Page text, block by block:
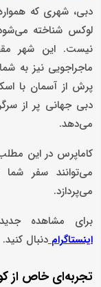
دبی، شهری که
لوکس شناخته
نیست. این شهر
ماجراجویی نیز به
پرش از آسمان با
دبی جهانی پر از
می‌دهد.
کاماپرس در این
می‌توانند سفر شما
می‌پردازد.
برای مشاهده
اینستاگرام دنبال کنید.
تجربه‌ای خاص از